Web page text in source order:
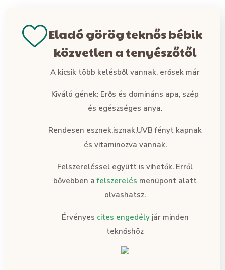
Eladó görög teknős bébik
közvetlen a tenyészőtől
A kicsik több kelésből vannak, erősek már
Kiváló gének: Erős és domináns apa, szép
és egészséges anya.
Rendesen esznek,isznak,UVB fényt kapnak
és vitaminozva vannak.
Felszereléssel együtt is vihetők. Erről
bővebben afelszerelés menüpont alatt
olvashatsz.
Érvényes cites engedélyjár minden
teknőshöz